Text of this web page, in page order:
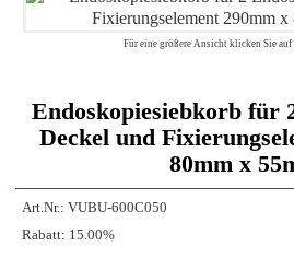
Für eine größere Ansicht klicken Sie
Endoskopiesiebkorb für
Deckel und
80mm x
Art.Nr.: VUBU-600C050
Rabatt: 15.00%